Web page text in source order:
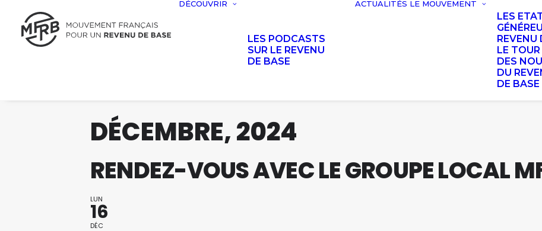
DÉCOUVRIR
LES PODCASTS
SUR LE REVENU
DE BASE
ACTUALITÉS LE MOUVEMENT
LES
REVENU
LE
DES
DU
DE BASE
DÉCEMBRE, 2024
RENDEZ-VOUS AVEC LE GROUPE LOCAL
LUN
16
DÉC